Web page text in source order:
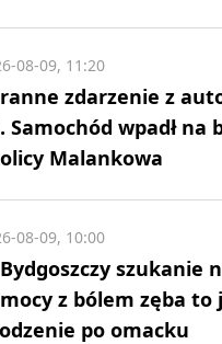
zdarzenie z
Samochód wpadł na
Malankowa
08-09, 11:20
szukanie
z bólem zęba to
po omacku
08-09, 10:00